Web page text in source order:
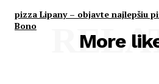
pizza Lipany – objavte najlepšiu
Bono
More